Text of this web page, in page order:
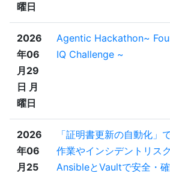
曜日
2026
年06
月29
日 月
曜日
Agentic Hackathon~
IQ Challenge ~
2026
年06
月25
「証明書更新の自動化」
作業やインシデントリス
AnsibleとVaultで安全・